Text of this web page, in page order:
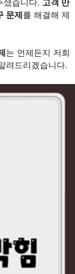
셨습니다. 고객 만
문제 를 해결해 제
는 언제든지 저희
려드리겠습니다.